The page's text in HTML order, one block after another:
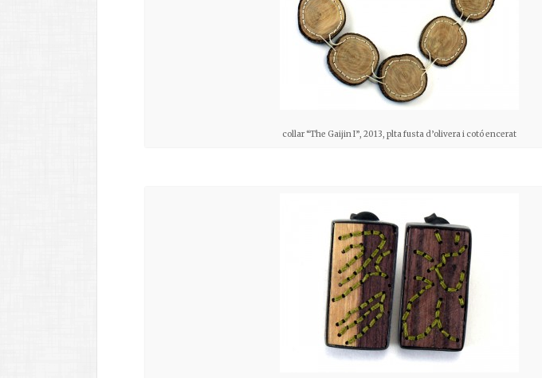
collar “The Gaijin I”, 2013, plta fusta d’olivera i cotó encerat